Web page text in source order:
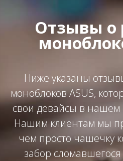
Отзывы о
Ниже указаны
моноблоков ASUS,
свои девайсы в нашем
Нашим клиентам мы
чем просто чашечку
забор